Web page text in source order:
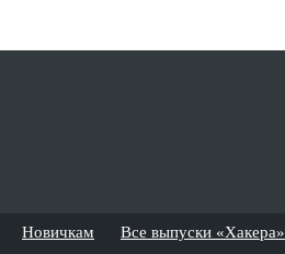
Новичкам Все выпуски «Хакера»